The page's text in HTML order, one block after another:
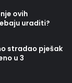
ovih
uraditi?
stradao pješak
u 3